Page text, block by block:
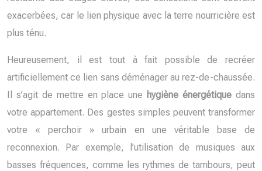
exacerbées, car le lien physique avec la terre nourricière est
plus ténu.
Heureusement, il est tout à fait possible de recréer
artificiellement ce lien sans déménager au rez-de-chaussée.
Il s’agit de mettre en place une hygiène énergétique dans
votre appartement. Des gestes simples peuvent transformer
votre « perchoir » urbain en une véritable base de
reconnexion. Par exemple, l’utilisation de musiques aux
basses fréquences, comme les rythmes de tambours, peut